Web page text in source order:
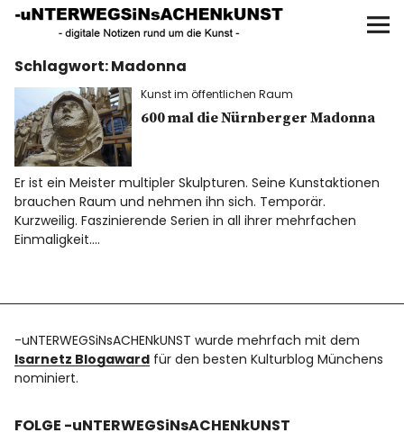
UNTERWEGS IN SACHEN
KUNST
Start
AKTUELLE AUSSTELLUNGEN
KUNSTSPAZIERGÄNGE
ÜBER
f I P
Schlagwort:Madonna
Kunst im öffentlichen Raum
600 mal die Nürnberger Madonna
Er ist ein Meister multipler Skulpturen. Seine Kunstaktionen
brauchen Raum und nehmen ihn sich. Temporär.
Kurzweilig. Faszinierende Serien in all ihrer mehrfachen
Einmaligkeit.…
-uNTERWEGSiNsACHENkUNST wurde mehrfach mit dem
Isarnetz Blogaward für den besten Kulturblog Münchens
nominiert.
FOLGE -uNTERWEGSiNsACHENkUNST